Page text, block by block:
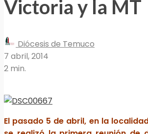
Victoria y la MT
Diócesis de Temuco
7 abril, 2014
2 min.
El pasado 5 de abril, en la